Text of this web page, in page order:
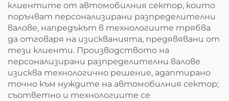
клиентите от автомобилния сектор, които
поръчват персонализирани разпределителни
валове, напредъкът в технологиите трябва
да отговаря на изискванията, предявявани от
тези клиенти. Производството на
персонализирани разпределителни валове
изисква технологично решение, адаптирано
точно към нуждите на автомобилния сектор;
съответно и технологиите се